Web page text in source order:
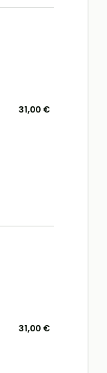
31,00 €
31,00 €